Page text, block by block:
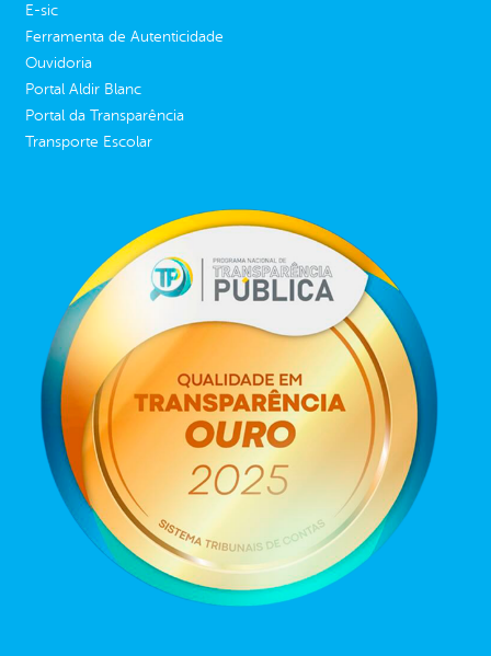
E-sic
Ferramenta de Autenticidade
Ouvidoria
Portal Aldir Blanc
Portal da Transparência
Transporte Escolar